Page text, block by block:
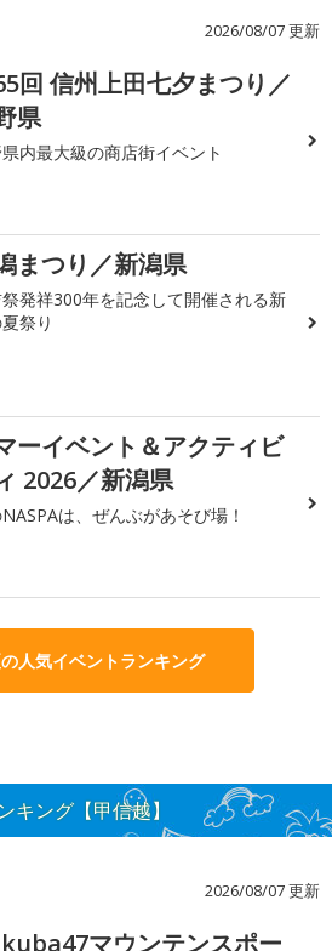
2026/08/07 更新
回 信州上田七夕まつり／
県
内最大級の商店街イベント
まつり／新潟県
発祥300年を記念して開催される新
祭り
ーイベント＆アクティビ
2026／新潟県
は、ぜんぶがあそび場！
人気イベントランキング
キング【甲信越】
2026/08/07 更新
マウンテンスポー